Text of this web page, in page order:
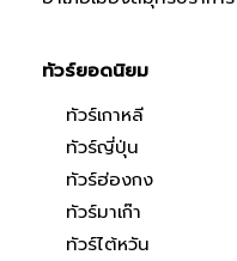
ทัวร์ยอดนิยม
ทัวร์เกาหลี
ทัวร์ญี่ปุ่น
ทัวร์ฮ่องกง
ทัวร์มาเก๊า
ทัวร์ไต้หวัน